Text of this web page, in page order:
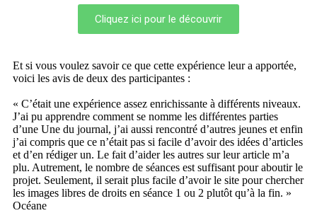
Cliquez ici pour le découvrir
Et si vous voulez savoir ce que cette expérience leur a apportée,
voici les avis de deux des participantes :
« C’était une expérience assez enrichissante à différents niveaux.
J’ai pu apprendre comment se nomme les différentes parties
d’une Une du journal, j’ai aussi rencontré d’autres jeunes et enfin
j’ai compris que ce n’était pas si facile d’avoir des idées d’articles
et d’en rédiger un. Le fait d’aider les autres sur leur article m’a
plu. Autrement, le nombre de séances est suffisant pour aboutir le
projet. Seulement, il serait plus facile d’avoir le site pour chercher
les images libres de droits en séance 1 ou 2 plutôt qu’à la fin. »
Océane